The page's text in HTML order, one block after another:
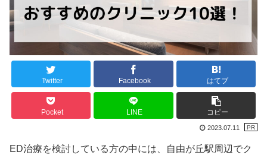
Twitter Facebook はてブ
Pocket LINE コピー
2023.07.11
ED治療を検討している方の中には、自由が丘駅周辺でク